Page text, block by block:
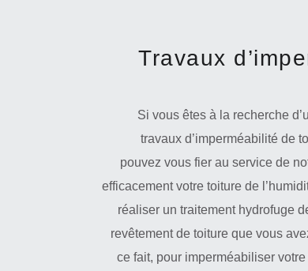
Travaux
Si vous êtes à la recherche
travaux d’imperméabilité de
pouvez vous fier au service de
efficacement votre toiture de
réaliser un traitement hydrofuge
revêtement de toiture que vous
ce fait, pour imperméabiliser